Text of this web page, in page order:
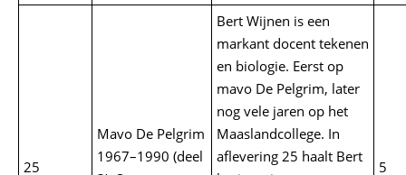
25
Mavo De Pelgrim
1967–1990 (deel
Bert Wijnen is een
markant docent tekenen
en biologie. Eerst op
mavo De Pelgrim, later
nog vele jaren op het
Maaslandcollege. In
aflevering 25 haalt Bert
5